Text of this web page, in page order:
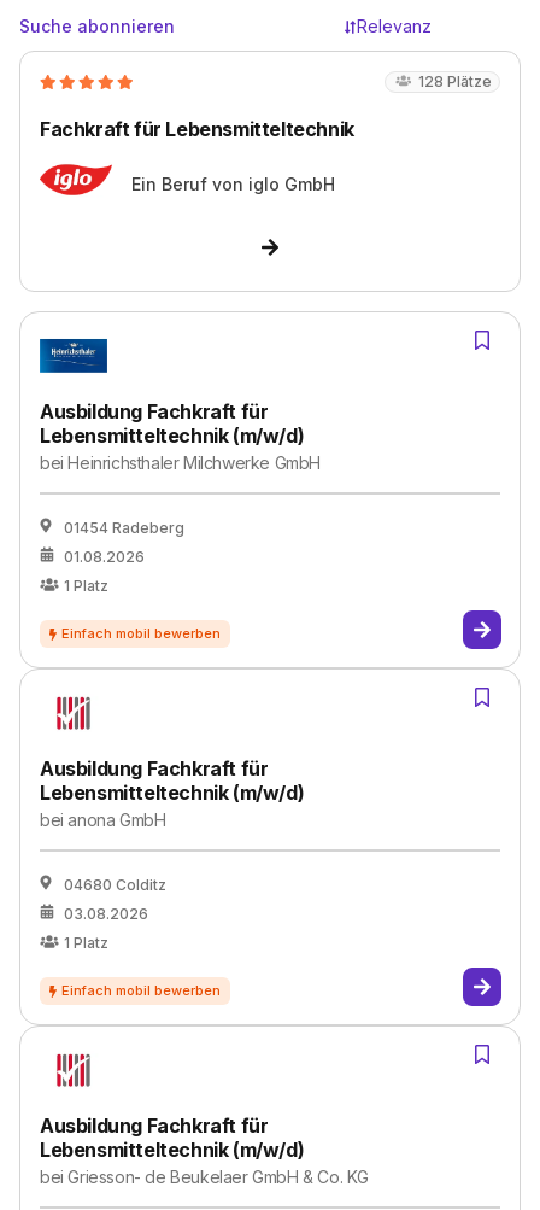
Suche abonnieren Relevanz
128 Plätze
Fachkraft für Lebensmitteltechnik
Ein Beruf von iglo GmbH
Ausbildung Fachkraft für
Lebensmitteltechnik (m/w/d)
beiHeinrichsthaler Milchwerke GmbH
01454 Radeberg
01.08.2026
1 Platz
Ausbildung Fachkraft für
Lebensmitteltechnik (m/w/d)
beianona GmbH
04680 Colditz
03.08.2026
1 Platz
Ausbildung Fachkraft für
Lebensmitteltechnik (m/w/d)
beiGriesson- de Beukelaer GmbH & Co. KG